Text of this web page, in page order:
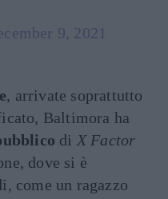
9, 2021
, arrivate soprattutto
Baltimora ha
di X Factor
dove si è
come un ragazzo